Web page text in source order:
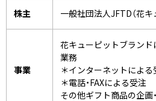
株主 一般社団法人JFTD（花キ
事業
花キューピットブラン
業務
＊インターネットによる
＊電話・FAXによる受注
その他ギフト商品の企画